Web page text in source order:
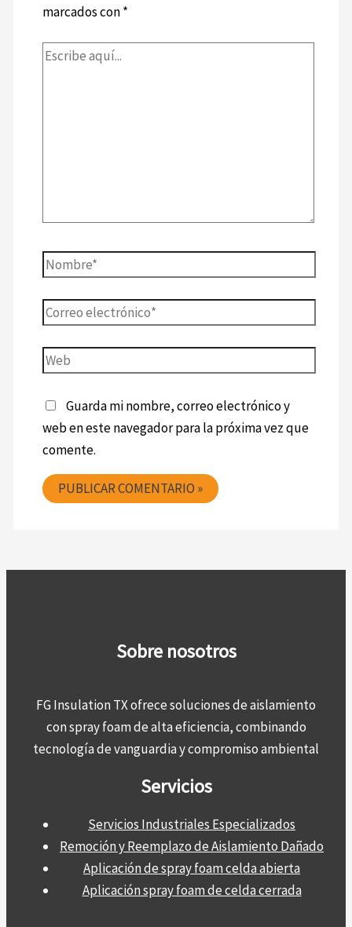
marcados con*
Guarda mi nombre, correo electrónico y
web en este navegador para la próxima vez que
comente.
Sobre nosotros
FG Insulation TX ofrece soluciones de aislamiento
con spray foam de alta eficiencia, combinando
tecnología de vanguardia y compromiso ambiental
Servicios
Servicios Industriales Especializados
Remoción y Reemplazo de Aislamiento Dañado
Aplicación de spray foam celda abierta
Aplicación spray foam de celda cerrada